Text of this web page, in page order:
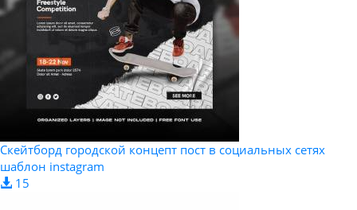
Скейтборд городской концепт пост в социальных сетях
шаблон instagram
15